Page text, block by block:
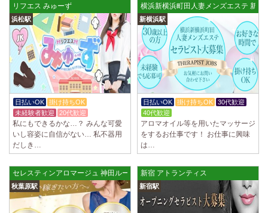
リフエス みゅーず
浜松駅
日払いOK
掛け持ちOK
未経験者歓迎
20代歓迎
私にもできるかな…？ みんな可愛
いし容姿に自信がない… 私不器用
だしき…
横浜新横浜町田人妻メンズエステ 新横
新横浜駅
日払いOK 掛け持ちOK
30代歓迎
40代歓迎
アロマオイル等を用いたマッサージ
をするお仕事です！ お仕事に興味
は…
セレスティンアロマージュ 神田ルーム
秋葉原駅
新宿 アトランティス
新宿駅